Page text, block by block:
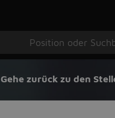
Gehe zurück zu den